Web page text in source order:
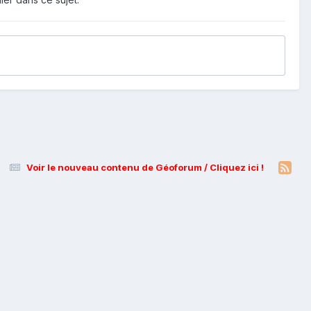
Voir le nouveau contenu de Géoforum / Cliquez ici !